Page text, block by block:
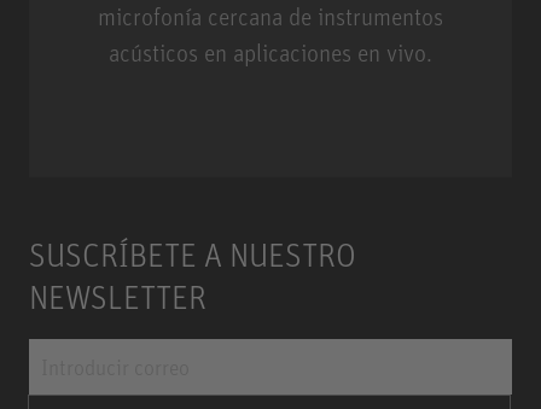
microfonía cercana de instrumentos
acústicos en aplicaciones en vivo.
SUSCRÍBETE A NUESTRO
NEWSLETTER